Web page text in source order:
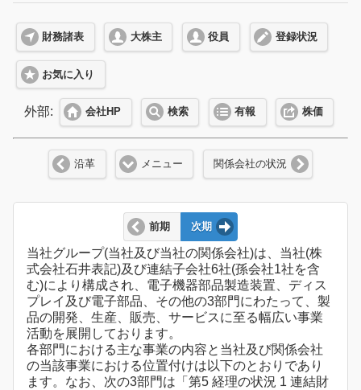
財務諸表 大株主 役員 登録状況
お気に入り
外部: 会社HP 検索 有報 株価
沿革 メニュー 関係会社の状況
前期 次期
当社グループ(当社及び当社の関係会社)は、当社(株
式会社石井表記)及び連結子会社6社(孫会社1社を含
む)により構成され、電子機器部品製造装置、ディス
プレイ及び電子部品、その他の3部門にわたって、製
品の開発、生産、販売、サービスに至る幅広い事業
活動を展開しております。
各部門における主な事業の内容と当社及び関係会社
の当該事業における位置付けは以下のとおりであり
ます。なお、次の3部門は「第5 経理の状況 1 連結財